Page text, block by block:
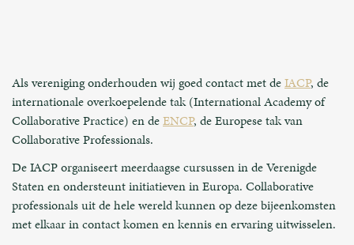
Als vereniging onderhouden wij goed contact met deIACP, de
internationale overkoepelende tak (International Academy of
Collaborative Practice) en deENCP, de Europese tak van
Collaborative Professionals.
De IACP organiseert meerdaagse cursussen in de Verenigde
Staten en ondersteunt initiatieven in Europa. Collaborative
professionals uit de hele wereld kunnen op deze bijeenkomsten
met elkaar in contact komen en kennis en ervaring uitwisselen.